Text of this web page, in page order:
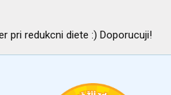
pri redukcni diete :) Doporucuji!